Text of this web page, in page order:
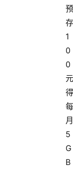
预
存
1
0
0
元
得
每
月
5
G
B